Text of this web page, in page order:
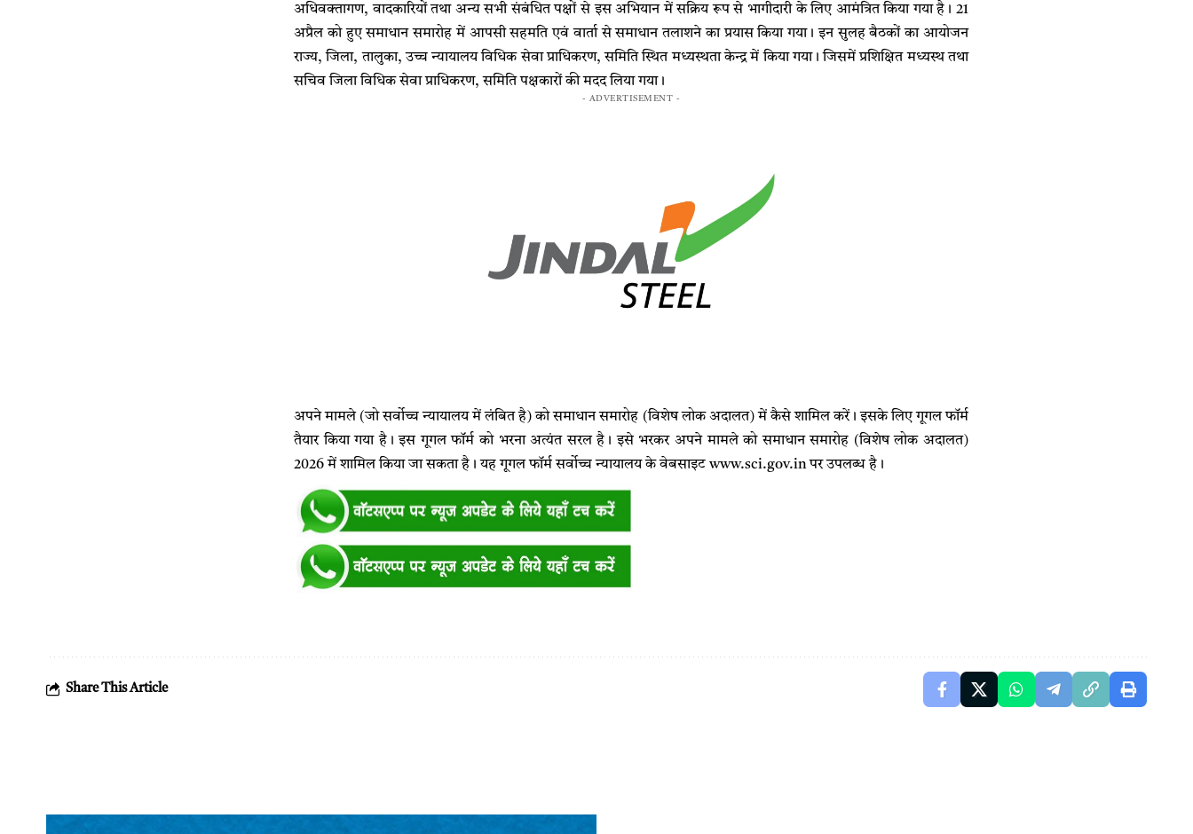
अधिवक्तागण, वादकारियों तथा अन्य सभी संबंधित पक्षों से इस अभियान में सक्रिय रूप से भागीदारी के लिए आमंत्रित किया गया है। 21
अप्रैल को हुए समाधान समारोह में आपसी सहमति एवं वार्ता से समाधान तलाशने का प्रयास किया गया। इन सुलह बैठकों का आयोजन
राज्य, जिला, तालुका, उच्च न्यायालय विधिक सेवा प्राधिकरण, समिति स्थित मध्यस्थता केन्द्र में किया गया। जिसमें प्रशिक्षित मध्यस्थ तथा
सचिव जिला विधिक सेवा प्राधिकरण, समिति पक्षकारों की मदद लिया गया।
- ADVERTISEMENT -
अपने मामले (जो सर्वोच्च न्यायालय में लंबित है) को समाधान समारोह (विशेष लोक अदालत) में कैसे शामिल करें। इसके लिए गूगल फॉर्म
तैयार किया गया है। इस गूगल फॉर्म को भरना अत्यंत सरल है। इसे भरकर अपने मामले को समाधान समारोह (विशेष लोक अदालत)
2026 में शामिल किया जा सकता है। यह गूगल फॉर्म सर्वोच्च न्यायालय के वेबसाइट www.sci.gov.in पर उपलब्ध है।
Share This Article